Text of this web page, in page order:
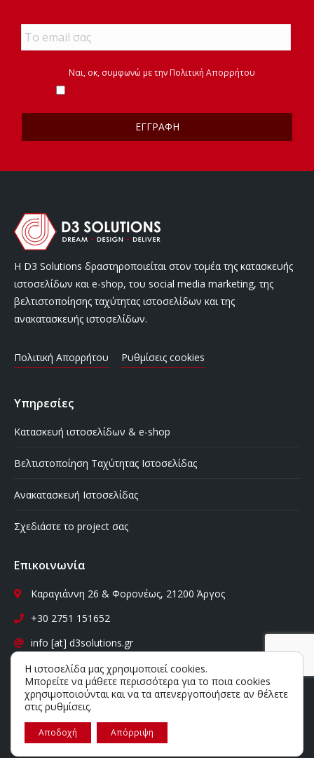
Email *
*
Ναι, οκ, συμφωνώ με τηνΠολιτική Απορρήτου
Η D3 Solutions δραστηροποιείται στον τομέα της κατασκευής
ιστοσελίδων και e-shop, του social media marketing, της
βελτιστοποίησης ταχύτητας ιστοσελίδων και της
ανακατασκευής ιστοσελίδων.
Πολιτική Απορρήτου Ρυθμίσεις cookies
Υπηρεσίες
Κατασκευή ιστοσελίδων & e-shop
Βελτιστοποίηση Ταχύτητας Ιστοσελίδας
Ανακατασκευή Ιστοσελίδας
Σχεδιάστε το project σας
Επικοινωνία
Καραγιάννη 26 & Φορονέως, 21200 Άργος
+30 2751 151652
info [at] d3solutions.gr
D3 Solutions
Copyright 2019 - D3 Solutions
Η ιστοσελίδα μας χρησιμοποιεί cookies.
Μπορείτε να μάθετε περισσότερα για το ποια cookies
χρησιμοποιούνται και να τα απενεργοποιήσετε αν θέλετε
στις ρυθμίσεις.
Αποδοχή Απόρριψη